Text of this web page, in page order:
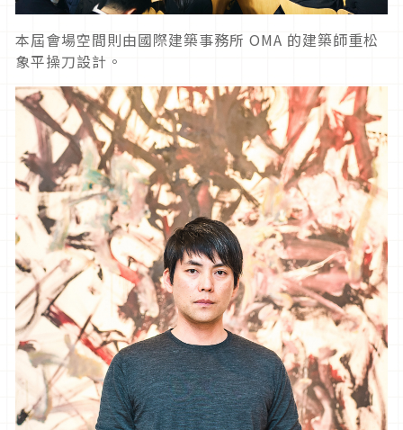
本屆會場空間則由國際建築事務所 OMA 的建築師重松
象平操刀設計。